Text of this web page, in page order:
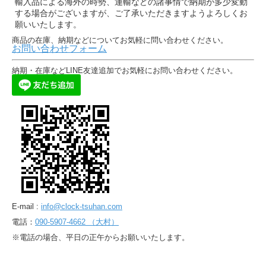
する場合がございますが、ご了承いただきますようよろしくお
願いいたします。
商品の在庫、納期などについてお気軽に問い合わせください。
お問い合わせフォーム
納期・在庫などLINE友達追加でお気軽にお問い合わせください。
E-mail : info@clock-tsuhan.com
電話： 090-5907-4662 （大村）
※電話の場合、平日の正午からお願いいたします。